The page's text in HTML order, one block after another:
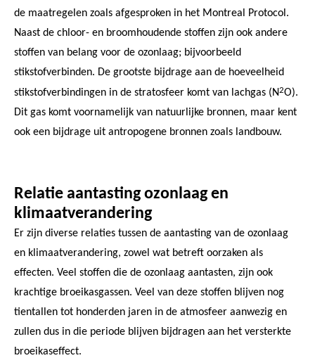
de maatregelen zoals afgesproken in het Montreal Protocol.
Naast de chloor- en broomhoudende stoffen zijn ook andere
stoffen van belang voor de ozonlaag; bijvoorbeeld
stikstofverbinden. De grootste bijdrage aan de hoeveelheid
stikstofverbindingen in de stratosfeer komt van lachgas (N2O).
Dit gas komt voornamelijk van natuurlijke bronnen, maar kent
ook een bijdrage uit antropogene bronnen zoals landbouw.
Relatie aantasting ozonlaag en
klimaatverandering
Er zijn diverse relaties tussen de aantasting van de ozonlaag
en klimaatverandering, zowel wat betreft oorzaken als
effecten. Veel stoffen die de ozonlaag aantasten, zijn ook
krachtige broeikasgassen. Veel van deze stoffen blijven nog
tientallen tot honderden jaren in de atmosfeer aanwezig en
zullen dus in die periode blijven bijdragen aan het versterkte
broeikaseffect.